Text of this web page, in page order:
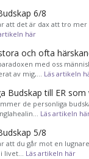
6/8
att det är dax att tro mer
här
och ofta
med oss
av mig,… Läs artikeln
Budskap till ER som
de personliga
Läs artikeln
5/8
att du går mot en
livet… Läs artikeln här